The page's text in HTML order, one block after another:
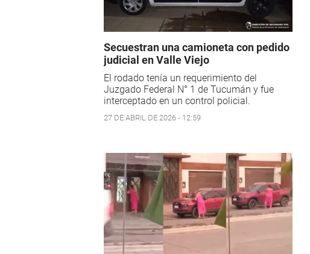
Secuestran una camioneta con pedido
judicial en Valle Viejo
El rodado tenía un requerimiento del
Juzgado Federal N° 1 de Tucumán y fue
interceptado en un control policial.
27 DE ABRIL DE 2026 - 12:59